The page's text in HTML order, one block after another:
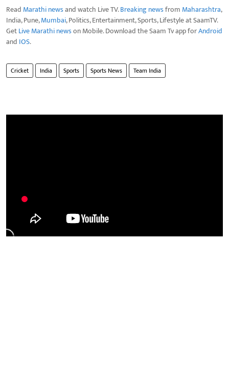
Read Marathi newsand watch Live TV.Breaking newsfrom Maharashtra,
India, Pune,Mumbai, Politics, Entertainment, Sports, Lifestyle at SaamTV.
GetLive Marathi newson Mobile. Download the Saam Tv app forAndroid
and IOS.
Cricket India Sports Sports News Team India